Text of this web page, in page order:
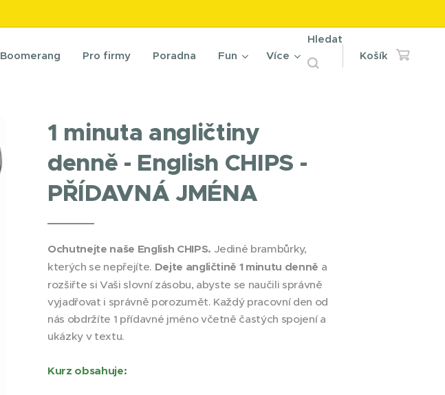
Boomerang Pro firmy Poradna Fun Více
Hledat
Košík
1 minuta angličtiny
denně - English CHIPS -
PŘÍDAVNÁ JMÉNA
Ochutnejte naše English CHIPS. Jediné brambůrky,
kterých se nepřejíte. Dejte angličtině 1 minutu denně a
rozšiřte si Vaši slovní zásobu, abyste se naučili správně
vyjadřovat i správně porozumět. Každý pracovní den od
nás obdržíte 1 přídavné jméno včetně častých spojení a
ukázky v textu.
Kurz obsahuje: